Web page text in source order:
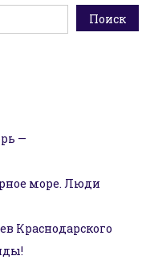
Поиск
—
море. Люди
Краснодарского